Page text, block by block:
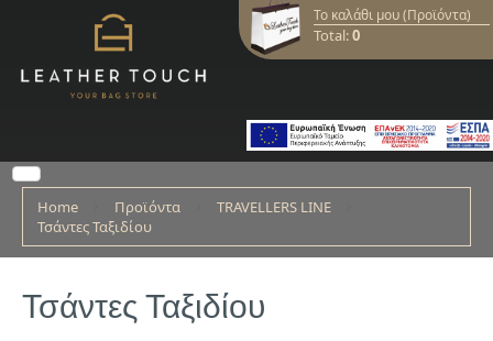
Το καλάθι μου (Προϊόντα)
Total:0
Home Προϊόντα
TRAVELLERS LINE
Τσάντες Ταξιδίου
Τσάντες Ταξιδίου